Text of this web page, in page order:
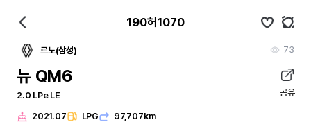
190허1070
르노(삼성) 73
뉴 QM6
2.0 LPe LE 공유
2021.07 LPG 97,707km